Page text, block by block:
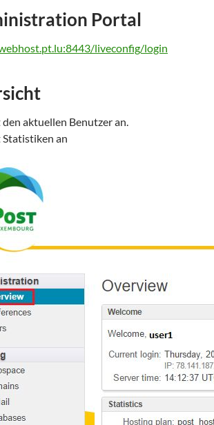
Portal
liveconfig/login
den aktuellen Benutzer an.
Statistiken an